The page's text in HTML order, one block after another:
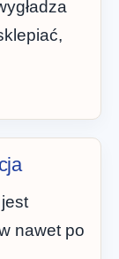
nawet po